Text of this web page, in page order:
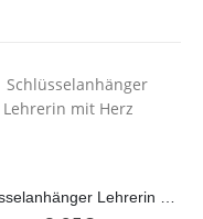
Schlüsselanhänger Lehrerin mit Herz